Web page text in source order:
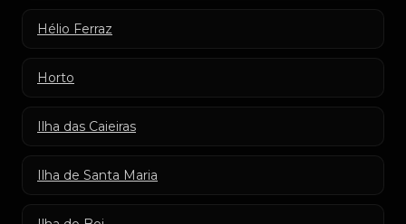
Hélio Ferraz
Horto
Ilha das Caieiras
Ilha de Santa Maria